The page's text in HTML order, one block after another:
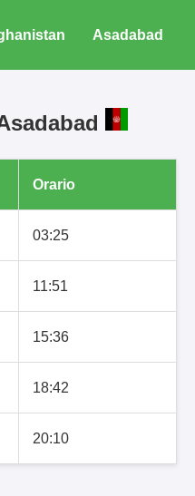
Asadabad
Orario
03:25
11:51
15:36
18:42
20:10